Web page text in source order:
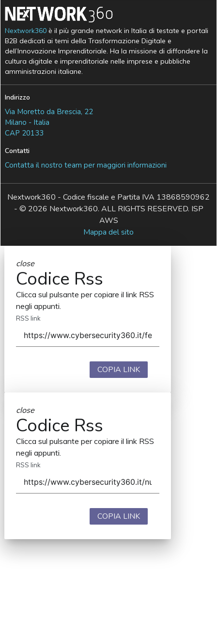
Nextwork360 è il più grande network in Italia di testate e portali
B2B dedicati ai temi della Trasformazione Digitale e
dell’Innovazione Imprenditoriale. Ha la missione di diffondere la
cultura digitale e imprenditoriale nelle imprese e pubbliche
amministrazioni italiane.
Indirizzo
Via Moretto da Brescia, 22
Milano - Italia
CAP 20133
Contatti
Contatta il nostro team per maggiori informazioni
Nextwork360 - Codice fiscale e Partita IVA 13868590962
- © 2026 Nextwork360. ALL RIGHTS RESERVED. ISP
AWS
Mappa del sito
close
Codice Rss
Clicca sul pulsante per copiare il link RSS
negli appunti.
RSS link
COPIA LINK
close
Codice Rss
Clicca sul pulsante per copiare il link RSS
negli appunti.
RSS link
COPIA LINK